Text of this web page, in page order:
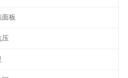
面板
压